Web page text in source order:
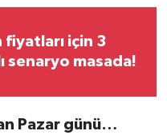
fiyatları için 3
senaryo masada!
Pazar günü…